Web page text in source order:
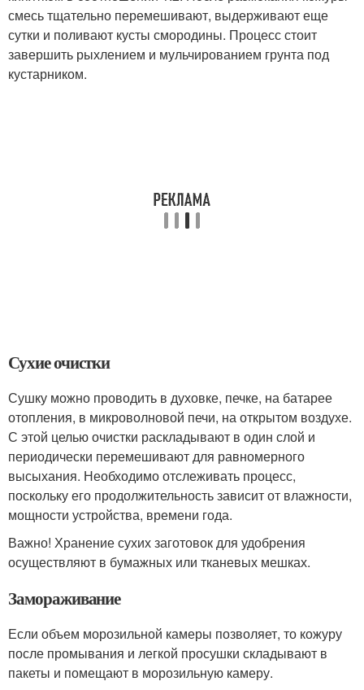
смесь тщательно перемешивают, выдерживают еще
сутки и поливают кусты смородины. Процесс стоит
завершить рыхлением и мульчированием грунта под
кустарником.
Сухие очистки
Сушку можно проводить в духовке, печке, на батарее
отопления, в микроволновой печи, на открытом воздухе.
С этой целью очистки раскладывают в один слой и
периодически перемешивают для равномерного
высыхания. Необходимо отслеживать процесс,
поскольку его продолжительность зависит от влажности,
мощности устройства, времени года.
Важно! Хранение сухих заготовок для удобрения
осуществляют в бумажных или тканевых мешках.
Замораживание
Если объем морозильной камеры позволяет, то кожуру
после промывания и легкой просушки складывают в
пакеты и помещают в морозильную камеру.